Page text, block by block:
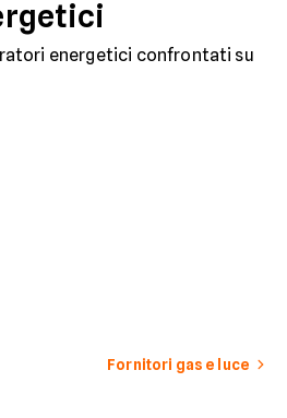
energetici confrontati su
Fornitori gas e luce